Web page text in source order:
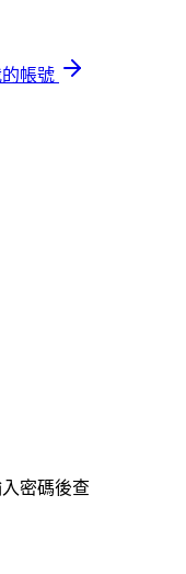
帳號
密碼後查